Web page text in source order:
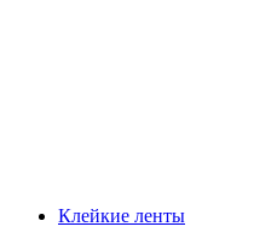
Клейкие ленты